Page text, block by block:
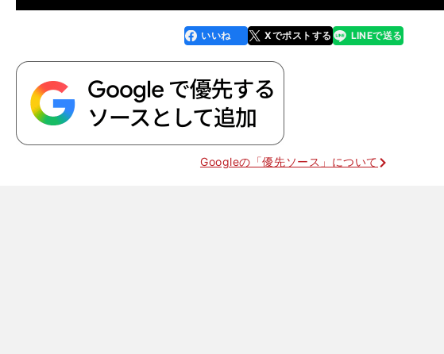
faceboo
k
いいね Xでポストする
line LINEで送る
Googleの「優先ソース」について